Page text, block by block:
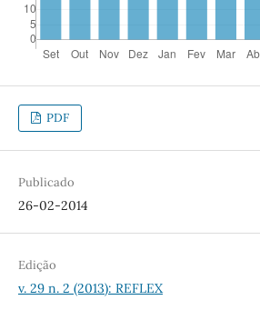
PDF
Publicado
26-02-2014
Edição
v. 29 n. 2 (2013): REFLEX